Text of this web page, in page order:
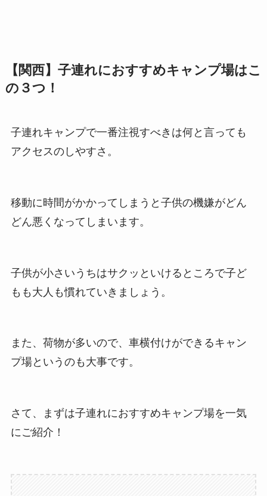
【関西】子連れにおすすめキャンプ場はこ
の３つ！
子連れキャンプで一番注視すべきは何と言っても
アクセスのしやすさ 。
移動に時間がかかってしまうと子供の機嫌がどん
どん悪くなってしまいます。
子供が小さいうちはサクッといけるところで子ど
もも大人も慣れていきましょう。
また、荷物が多いので、 車横付けができるキャン
プ場というのも大事です。
さて、まずは子連れにおすすめキャンプ場を一気
にご紹介！